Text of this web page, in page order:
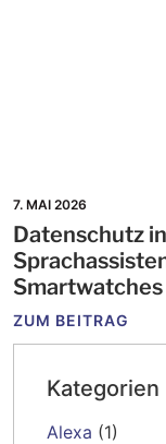
7. MAI 2026
Datenschutz
ZUM BEITRAG
Kategorien
Alexa (1)